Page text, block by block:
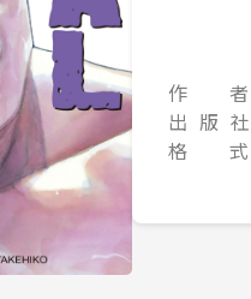
作 者
出 版 社
格 式